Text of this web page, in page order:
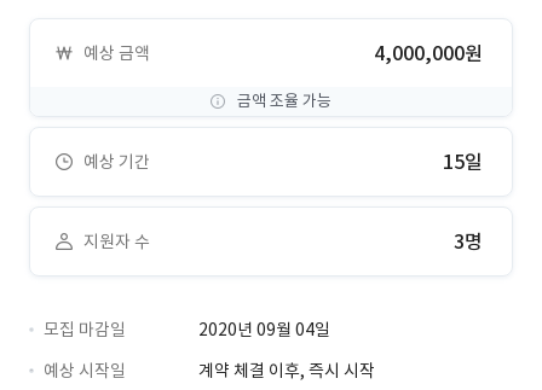
예상 금액 4,000,000원
금액 조율 가능
예상 기간 15일
지원자 수 3명
모집 마감일
2020년 09월 04일
예상 시작일
계약 체결 이후, 즉시 시작